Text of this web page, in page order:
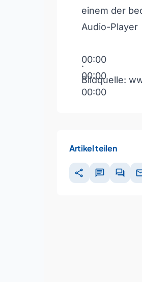
einem der
Audio-Player
00:00
00:00
00:00
.
Bildquelle:
Artikel teilen
share chat forum